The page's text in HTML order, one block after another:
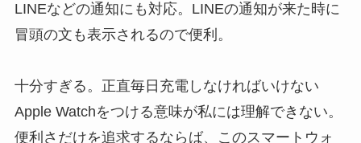
LINEなどの通知にも対応。LINEの通知が来た時に
冒頭の文も表示されるので便利。
十分すぎる。正直毎日充電しなければいけない
Apple Watchをつける意味が私には理解できない。
便利さだけを追求するならば、このスマートウォ